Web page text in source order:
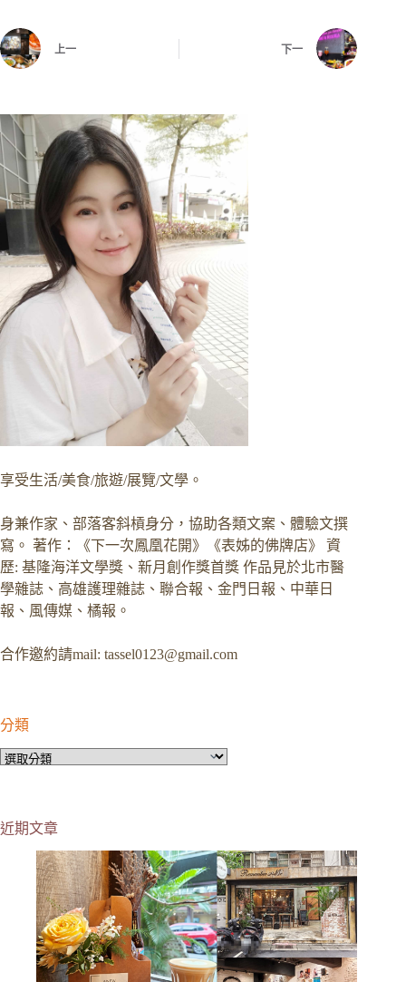
上一 下一
享受生活/美食/旅遊/展覽/文學。
身兼作家、部落客斜槓身分，協助各類文案、體驗文撰
寫。 著作：《下一次鳳凰花開》《表姊的佛牌店》 資
歷: 基隆海洋文學獎、新月創作獎首獎 作品見於北市醫
學雜誌、高雄護理雜誌、聯合報、金門日報、中華日
報、風傳媒、橘報。
合作邀約請mail: tassel0123@gmail.com
分類
分
近期文章